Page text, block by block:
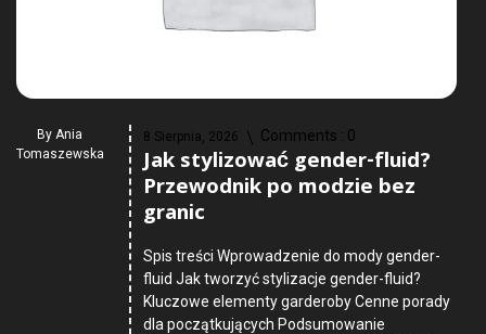
By Ania
Tomaszewska
8 Sierpnia, 2026 Comments : 0
Jak stylizować gender-fluid?
Przewodnik po modzie bez
granic
Spis treści Wprowadzenie do mody gender-
fluid Jak tworzyć stylizacje gender-fluid?
Kluczowe elementy garderoby Cenne porady
dla początkujących Podsumowanie